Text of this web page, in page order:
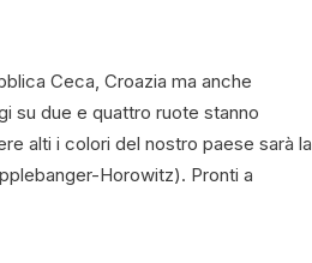
Ceca, Croazia ma anche
su due e quattro ruote stanno
alti i colori del nostro paese sarà la
Horowitz). Pronti a